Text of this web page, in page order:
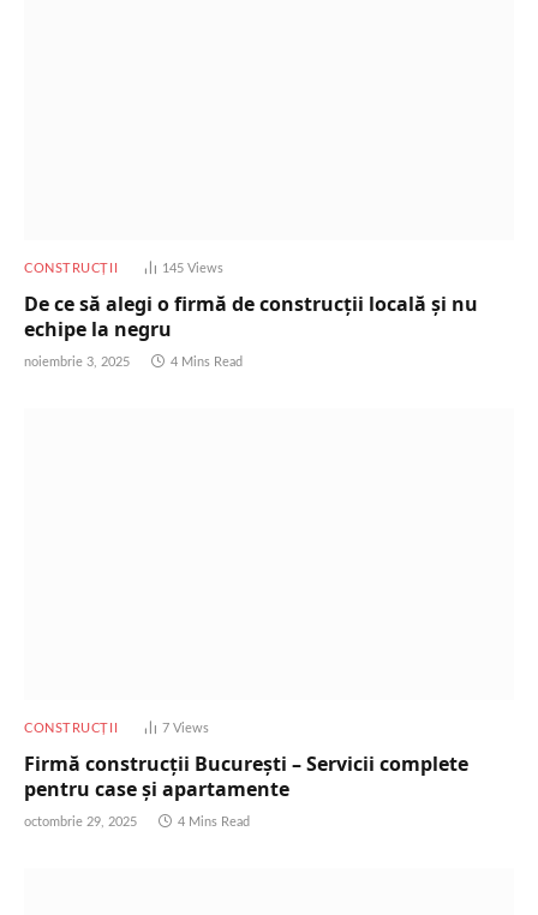
CONSTRUCȚII 145Views
De ce să alegi o firmă de construcții locală și nu
echipe la negru
noiembrie 3, 2025 4 Mins Read
CONSTRUCȚII 7Views
Firmă construcții București – Servicii complete
pentru case și apartamente
octombrie 29, 2025 4 Mins Read